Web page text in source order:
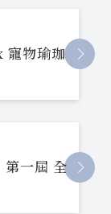
寵物瑜珈
第一屆 全